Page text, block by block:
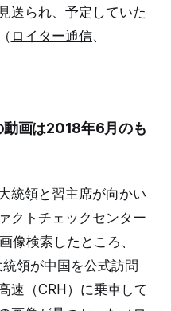
送られ、予定していた
ロイター通信、
動画は2018年6月のも
統領と習主席が向かい
クトチェックセンター
像検索したところ、
領が中国を公式訪問
速（CRH）に乗車して